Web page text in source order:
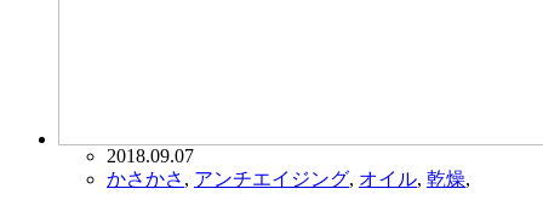
2018.09.07
かさかさ , アンチエイジング, オイル, 乾燥,